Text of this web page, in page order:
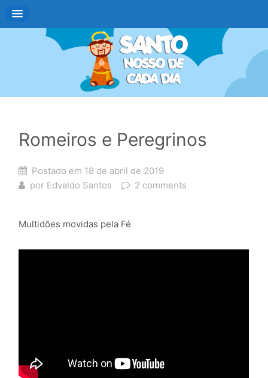
Romeiros e Peregrinos
Postado em 18 de abril de 2019
por Edvaldo Santos 2 comments
Multidões movidas pela Fé